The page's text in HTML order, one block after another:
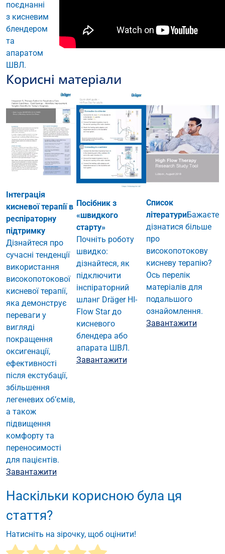
поєднанні
з кисневим
блендером
та
апаратом
ШВЛ.
Корисні матеріали
Інтеграція
кисневої терапії в
респіраторну
підтримку
Дізнайтеся про
сучасні тенденції
використання
високопотокової
кисневої терапії,
яка демонструє
переваги у
вигляді
покращення
оксигенації,
ефективності
після екстубації,
збільшення
легеневих об’ємів,
а також
підвищення
комфорту та
переносимості
для пацієнтів.
Завантажити
Посібник з
«швидкого
старту»
Почніть роботу
швидко:
дізнайтеся, як
підключити
інспіраторний
шланг Dräger HI-
Flow Star до
кисневого
блендера або
апарата ШВЛ.
Завантажити
Список
літературиБажаєте
дізнатися більше
про
високопотокову
кисневу терапію?
Ось перелік
матеріалів для
подальшого
ознайомлення.
Завантажити
Наскільки корисною була ця
стаття?
Натисніть на зірочку, щоб оцінити!